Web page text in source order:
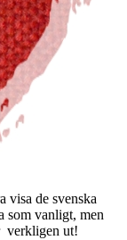
visa de svenska
som vanligt, men
verkligen ut!